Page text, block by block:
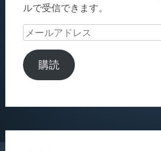
ルで受信できます。
メ
ル
ア
購読